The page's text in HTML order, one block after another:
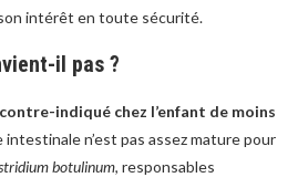
intérêt en toute sécurité.
il pas ?
indiqué chez l’enfant de moins
intestinale n’est pas assez mature pour
botulinum, responsables